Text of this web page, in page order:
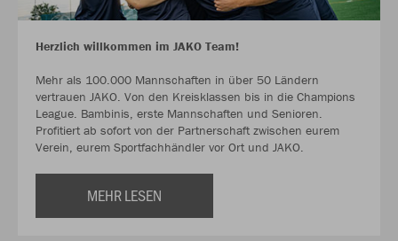
Herzlich willkommen im JAKO Team!
Mehr als 100.000 Mannschaften in über 50 Ländern
vertrauen JAKO. Von den Kreisklassen bis in die Champions
League. Bambinis, erste Mannschaften und Senioren.
Profitiert ab sofort von der Partnerschaft zwischen eurem
Verein, eurem Sportfachhändler vor Ort und JAKO.
MEHR LESEN